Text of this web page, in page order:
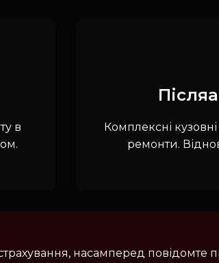
в
Комплексні кузовні
ремонти.
насамперед повідомте